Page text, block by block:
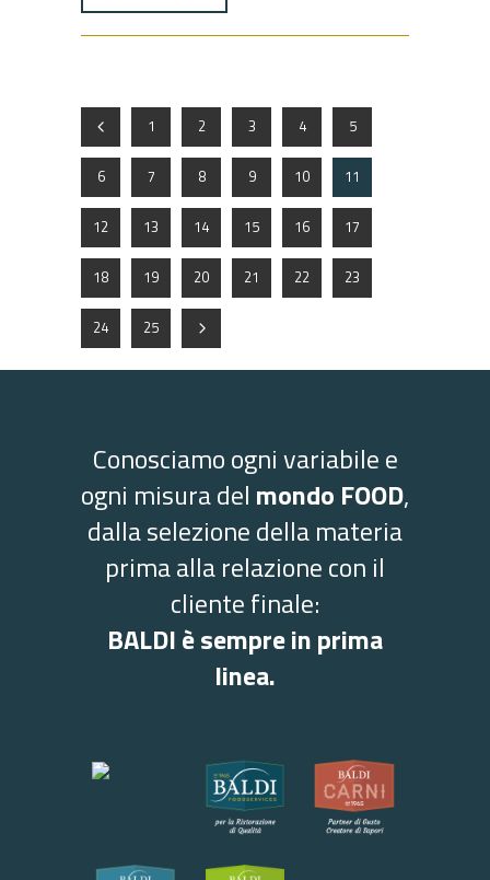
1 2 3 4 5
6 7 8 9 10 11
12 13 14 15 16 17
18 19 20 21 22 23
24 25
Conosciamo ogni variabile e
ogni misura del mondo FOOD,
dalla selezione della materia
prima alla relazione con il
cliente finale:
BALDI è sempre in prima
linea.